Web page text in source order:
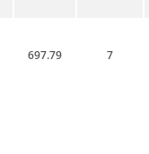
697.79 7